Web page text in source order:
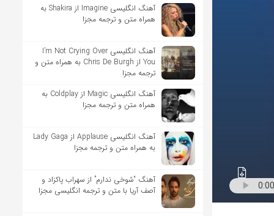
آهنگ انگلیسی Imagine از Shakira به
همراه متن و ترجمه مجزا
آهنگ انگلیسی I’m Not Crying Over
You از Chris De Burgh به همراه متن و
ترجمه مجزا
آهنگ انگلیسی Magic از Coldplay به
همراه متن و ترجمه مجزا
آهنگ انگلیسی Applause از Lady Gaga
به همراه متن و ترجمه مجزا
آهنگ “شوخی ندارم” از سهراب پاکزاد و
آصف آریا با متن و ترجمه انگلیسی مجزا